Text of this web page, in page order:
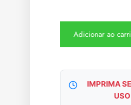
Adicionar ao
IMPRIMA